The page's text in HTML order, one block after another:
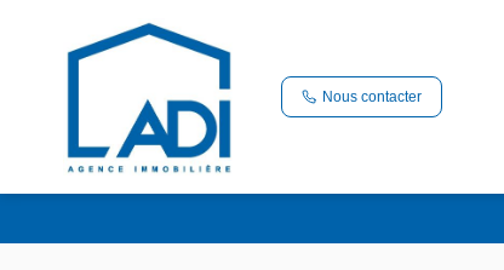
Nous contacter